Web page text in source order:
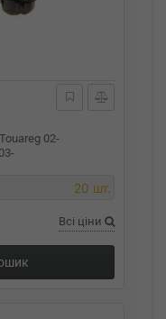
02-
20 шт.
Всі ціни